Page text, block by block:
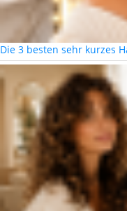
Die 3 besten sehr kurzes